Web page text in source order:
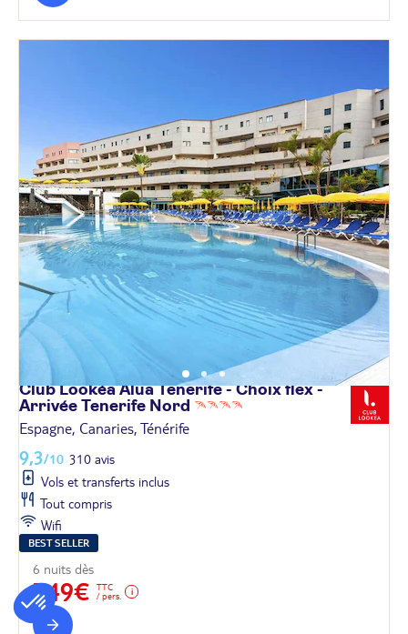
Club Lookéa Alua Tenerife - Choix flex -
Arrivée Tenerife Nord
Espagne, Canaries, Ténérife
9,3/10 310 avis
Vols et transferts inclus
Tout compris
Wifi
BEST SELLER
6 nuits dès
749€
TTC
/ pers.